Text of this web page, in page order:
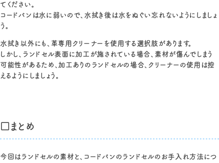
てください。
コードバンは水に弱いので、水拭き後は水をぬぐい忘れないようにしましょ
う。
水拭き以外にも、革専用クリーナーを使用する選択肢があります。
しかし、ランドセル表面に加工が施されている場合、素材が傷んでしまう
可能性があるため、加工ありのランドセルの場合、クリーナーの使用は控
えるようにしましょう。
□まとめ
今回はランドセルの素材と、コードバンのランドセルのお手入れ方法につ